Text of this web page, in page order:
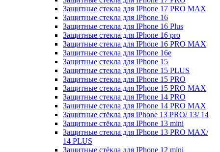
Защитные стекла для IPhone 17 PRO MAX
Защитные стекла для IPhone 16
Защитные стекла для IPhone 16 Plus
Защитные стекла для IPhone 16 pro
Защитные стекла для IPhone 16 PRO MAX
Защитные стекла для IPhone 16e
Защитные стекла для IPhone 15
Защитные стекла для IPhone 15 PLUS
Защитные стекла для IPhone 15 PRO
Защитные стекла для IPhone 15 PRO MAX
Защитные стекла для IPhone 14 PRO
Защитные стекла для IPhone 14 PRO MAX
Защитные стёкла для iPhone 13 PRO/ 13/ 14
Защитные стёкла для IPhone 13 mini
Защитные стекла для IPhone 13 PRO MAX/
14 PLUS
Защитные стёкла для IPhone 12 mini